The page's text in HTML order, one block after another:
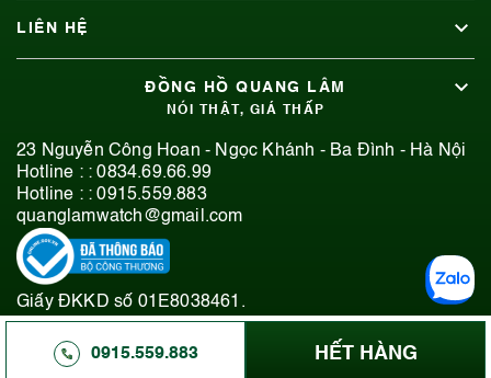
0915.559.883 HẾT HÀNG
LIÊN HỆ
ĐỒNG HỒ QUANG LÂM
NÓI THẬT, GIÁ THẤP
23 Nguyễn Công Hoan - Ngọc Khánh - Ba Đình - Hà Nội
Hotline : :0834.69.66.99
Hotline : :0915.559.883
quanglamwatch@gmail.com
Giấy ĐKKD số 01E8038461.
© 2019-2026 Bản quyền thuộc Đồng Hồ Quang Lâm.